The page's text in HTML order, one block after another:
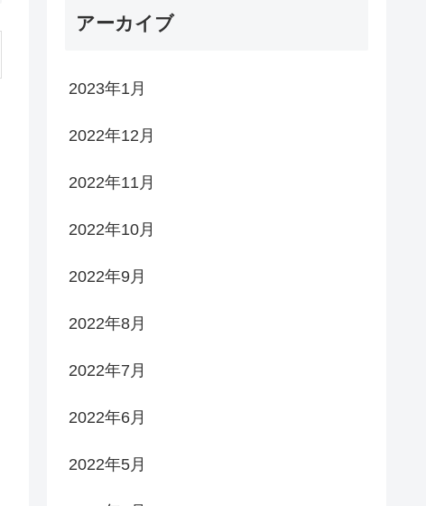
アーカイブ
2023年1月
2022年12月
2022年11月
2022年10月
2022年9月
2022年8月
2022年7月
2022年6月
2022年5月